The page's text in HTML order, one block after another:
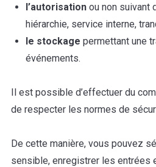
l’autorisationou non suivant
hiérarchie, service interne,
le stockage permettant une
événements.
Il est possible d’effectuer du
de respecter les normes de
De cette manière, vous pouvez
sensible, enregistrer les entrées